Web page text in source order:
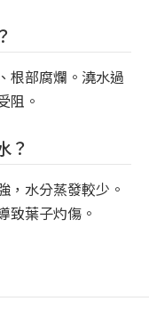
根部腐爛。澆水過
阻。
？
，水分蒸發較少。
致葉子灼傷。